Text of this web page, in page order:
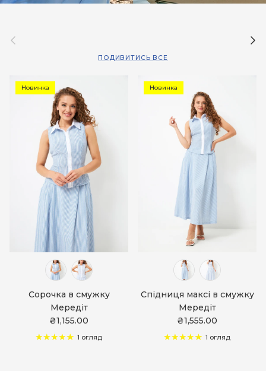
Назад
ПОДИВИТИСЬ ВСЕ
Новинка
Сорочка в смужку
Мередіт
₴1,155.00
1 огляд
Новинка
Спідниця максі в смужку
Мередіт
₴1,555.00
1 огляд